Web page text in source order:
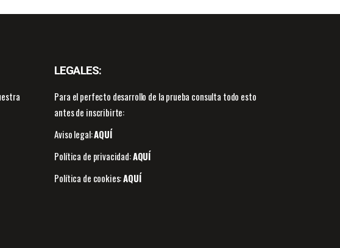
LEGALES:
Para el perfecto desarrollo de la prueba consulta todo esto
antes de inscribirte:
Aviso legal:AQUÍ
Política de privacidad:AQUÍ
Política de cookies:AQUÍ